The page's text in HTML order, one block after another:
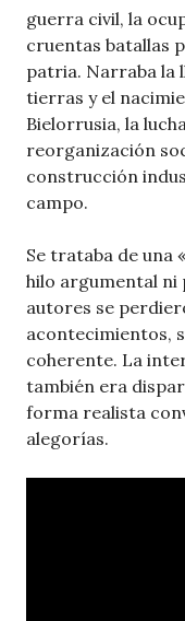
guerra civil, la
cruentas batallas
patria. Narraba la
tierras y el
Bielorrusia, la
reorganización
construcción
campo.
Se trataba de una
hilo argumental ni
autores se
acontecimientos,
coherente. La
también era
forma realista
alegorías.